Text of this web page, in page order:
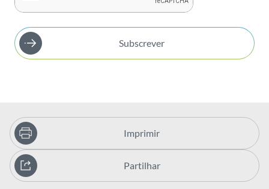
Subscrever
Imprimir
Partilhar